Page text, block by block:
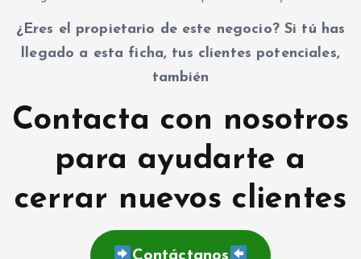
¿Eres el propietario de este negocio? Si tú has
llegado a esta ficha, tus clientes potenciales,
también
Contacta con nosotros
para ayudarte a
cerrar nuevos clientes
Contáctanos